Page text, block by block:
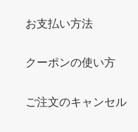
お支払い方法
クーポンの使い方
ご注文のキャンセル